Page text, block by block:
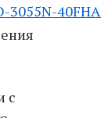
3055N-
с